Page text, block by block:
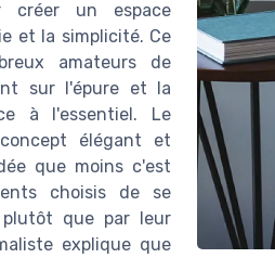
créer un espace
et la simplicité. Ce
amateurs de
sur l'épure et la
à l'essentiel. Le
élégant et
que moins c'est
choisis de se
que par leur
explique que